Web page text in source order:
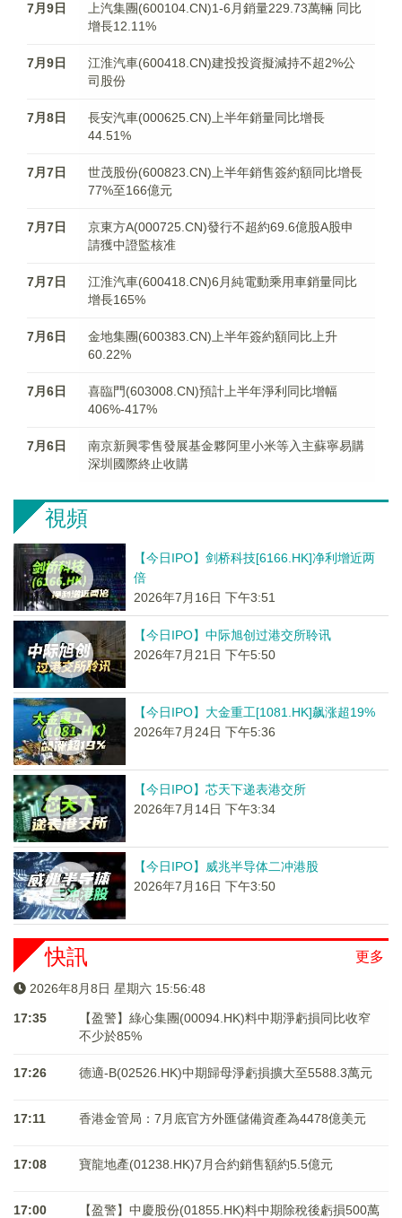
7月9日
上汽集團(600104.CN)1-6月銷量229.73萬輛 同比
增長12.11%
7月9日
江淮汽車(600418.CN)建投投資擬減持不超2%公
司股份
7月8日
長安汽車(000625.CN)上半年銷量同比增長
44.51%
7月7日
世茂股份(600823.CN)上半年銷售簽約額同比增長
77%至166億元
7月7日
京東方A(000725.CN)發行不超約69.6億股A股申
請獲中證監核准
7月7日
江淮汽車(600418.CN)6月純電動乘用車銷量同比
增長165%
7月6日
金地集團(600383.CN)上半年簽約額同比上升
60.22%
7月6日
喜臨門(603008.CN)預計上半年淨利同比增幅
406%-417%
7月6日
南京新興零售發展基金夥阿里小米等入主蘇寧易購
深圳國際終止收購
視頻
【今日IPO】剑桥科技[6166.HK]净利增近两
倍
2026年7月16日 下午3:51
【今日IPO】中际旭创过港交所聆讯
2026年7月21日 下午5:50
【今日IPO】大金重工[1081.HK]飙涨超19%
2026年7月24日 下午5:36
【今日IPO】芯天下递表港交所
2026年7月14日 下午3:34
【今日IPO】威兆半导体二冲港股
2026年7月16日 下午3:50
更多
快訊
2026年8月8日 星期六 15:56:48
17:35
【盈警】綠心集團(00094.HK)料中期淨虧損同比收窄
不少於85%
17:26 德適-B(02526.HK)中期歸母淨虧損擴大至5588.3萬元
17:11 香港金管局：7月底官方外匯儲備資產為4478億美元
17:08 寶龍地產(01238.HK)7月合約銷售額約5.5億元
17:00
【盈警】中慶股份(01855.HK)料中期除稅後虧損500萬